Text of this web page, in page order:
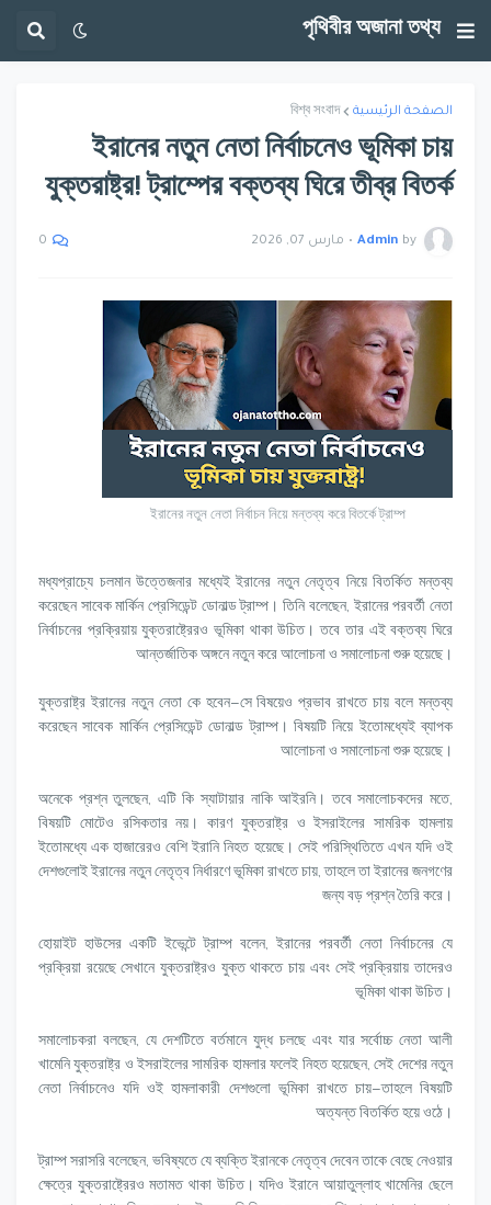
পৃথিবীর অজানা তথ্য
الصفحة الرئيسية বিশ্ব সংবাদ
ইরানের নতুন নেতা নির্বাচনেও ভূমিকা চায়
যুক্তরাষ্ট্র! ট্রাম্পের বক্তব্য ঘিরে তীব্র বিতর্ক
by
Admin
• مارس 07, 2026 0
ইরানের নতুন নেতা নির্বাচন নিয়ে মন্তব্য করে বিতর্কে ট্রাম্প
মধ্যপ্রাচ্যে চলমান উত্তেজনার মধ্যেই ইরানের নতুন নেতৃত্ব নিয়ে বিতর্কিত মন্তব্য
করেছেন সাবেক মার্কিন প্রেসিডেন্ট ডোনাল্ড ট্রাম্প। তিনি বলেছেন, ইরানের পরবর্তী নেতা
নির্বাচনের প্রক্রিয়ায় যুক্তরাষ্ট্রেরও ভূমিকা থাকা উচিত। তবে তার এই বক্তব্য ঘিরে
আন্তর্জাতিক অঙ্গনে নতুন করে আলোচনা ও সমালোচনা শুরু হয়েছে।
যুক্তরাষ্ট্র ইরানের নতুন নেতা কে হবেন—সে বিষয়েও প্রভাব রাখতে চায় বলে মন্তব্য
করেছেন সাবেক মার্কিন প্রেসিডেন্ট ডোনাল্ড ট্রাম্প। বিষয়টি নিয়ে ইতোমধ্যেই ব্যাপক
আলোচনা ও সমালোচনা শুরু হয়েছে।
অনেকে প্রশ্ন তুলছেন, এটি কি স্যাটায়ার নাকি আইরনি। তবে সমালোচকদের মতে,
বিষয়টি মোটেও রসিকতার নয়। কারণ যুক্তরাষ্ট্র ও ইসরাইলের সামরিক হামলায়
ইতোমধ্যে এক হাজারেরও বেশি ইরানি নিহত হয়েছে। সেই পরিস্থিতিতে এখন যদি ওই
দেশগুলোই ইরানের নতুন নেতৃত্ব নির্ধারণে ভূমিকা রাখতে চায়, তাহলে তা ইরানের জনগণের
জন্য বড় প্রশ্ন তৈরি করে।
হোয়াইট হাউসের একটি ইভেন্টে ট্রাম্প বলেন, ইরানের পরবর্তী নেতা নির্বাচনের যে
প্রক্রিয়া রয়েছে সেখানে যুক্তরাষ্ট্রও যুক্ত থাকতে চায় এবং সেই প্রক্রিয়ায় তাদেরও
ভূমিকা থাকা উচিত।
সমালোচকরা বলছেন, যে দেশটিতে বর্তমানে যুদ্ধ চলছে এবং যার সর্বোচ্চ নেতা আলী
খামেনি যুক্তরাষ্ট্র ও ইসরাইলের সামরিক হামলার ফলেই নিহত হয়েছেন, সেই দেশের নতুন
নেতা নির্বাচনেও যদি ওই হামলাকারী দেশগুলো ভূমিকা রাখতে চায়—তাহলে বিষয়টি
অত্যন্ত বিতর্কিত হয়ে ওঠে।
ট্রাম্প সরাসরি বলেছেন, ভবিষ্যতে যে ব্যক্তি ইরানকে নেতৃত্ব দেবেন তাকে বেছে নেওয়ার
ক্ষেত্রে যুক্তরাষ্ট্রেরও মতামত থাকা উচিত। যদিও ইরানে আয়াতুল্লাহ খামেনির ছেলে